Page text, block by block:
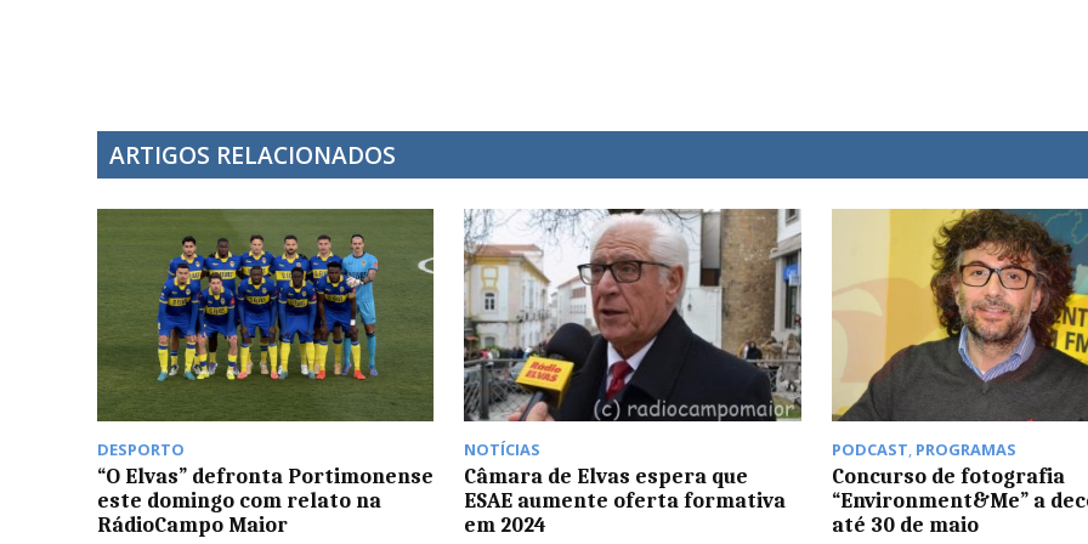
ARTIGOS RELACIONADOS
DESPORTO
“O Elvas” defronta Portimonense
este domingo com relato na
RádioCampo Maior
NOTÍCIAS
Câmara de Elvas espera que
ESAE aumente oferta formativa
em 2024
PODCAST, PROGRAMAS
Concurso de fotografia
“Environment&Me” a
até 30 de maio